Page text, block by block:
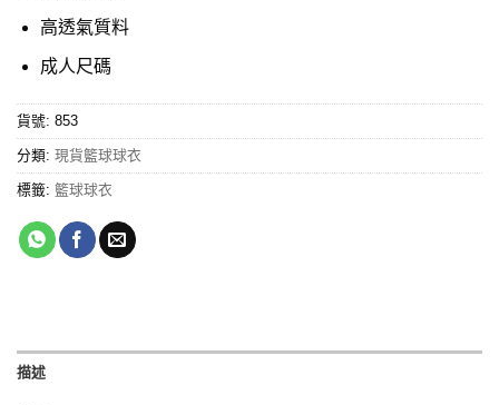
高透氣質料
成人尺碼
貨號: 853
分類: 現貨籃球球衣
標籤: 籃球球衣
描述